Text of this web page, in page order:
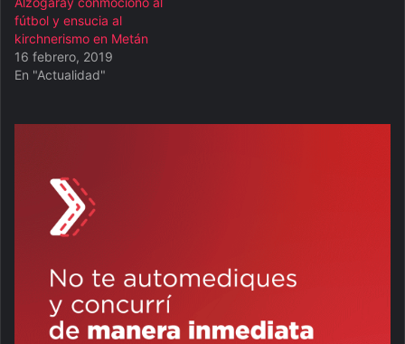
fútbol y ensucia al
kirchnerismo en Metán
16 febrero, 2019
En "Actualidad"